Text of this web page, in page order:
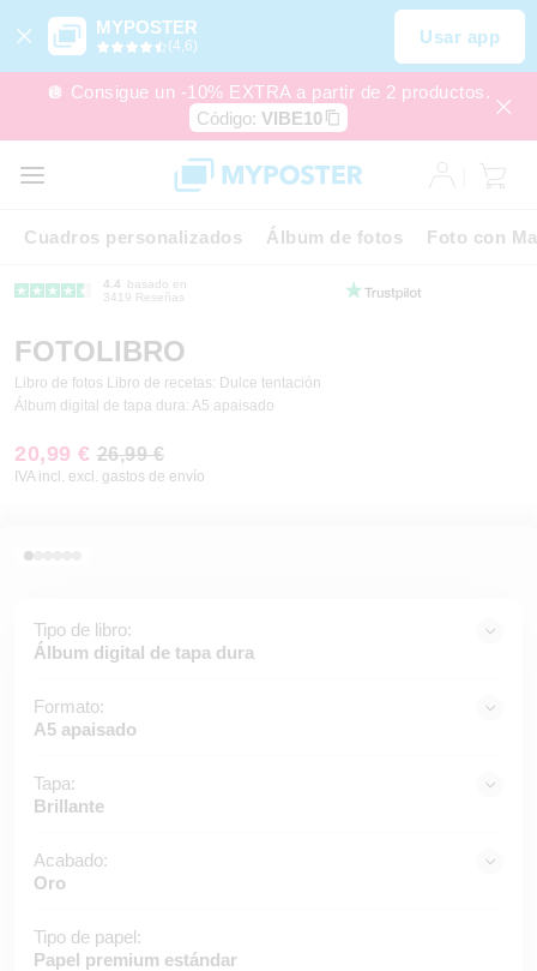
MYPOSTER
(4,6) Usar app
🪩 Consigue un -10% EXTRA a partir de 2 productos.
Código: VIBE10
Cuadros personalizados Álbum de fotos Foto con
4.4
basado en
3419 Reseñas
FOTOLIBRO
Libro de fotos Libro de recetas: Dulce tentación
Álbum digital de tapa dura: A5 apaisado
20,99 € 26,99 €
IVA incl. excl. gastos de envío
Tipo de libro:
Álbum digital de tapa dura
Formato:
A5 apaisado
Tapa:
Brillante
Acabado:
Oro
Tipo de papel:
Papel premium estándar